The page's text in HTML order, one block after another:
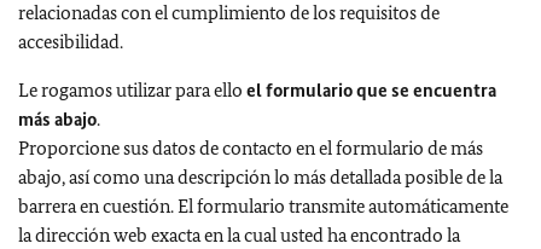
relacionadas con el cumplimiento de los requisitos de
accesibilidad.
Le rogamos utilizar para ello el formulario que se encuentra
más abajo.
Proporcione sus datos de contacto en el formulario de más
abajo, así como una descripción lo más detallada posible de la
barrera en cuestión. El formulario transmite automáticamente
la dirección web exacta en la cual usted ha encontrado la